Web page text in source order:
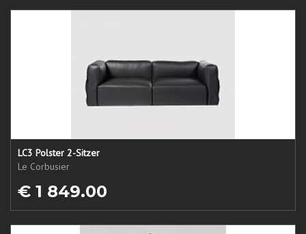
LC3 Polster 2-Sitzer
Le Corbusier
€ 1 849.00